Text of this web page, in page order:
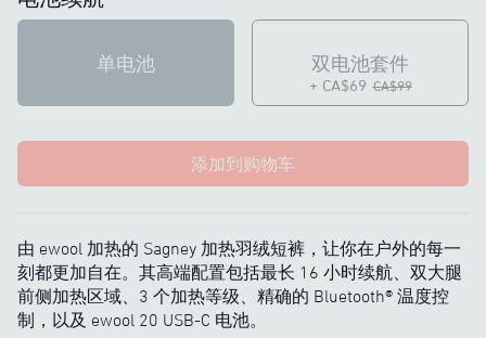
单电池 双电池套件
+ CA$69 CA$99
添加到购物车
由 ewool 加热的 Sagney 加热羽绒短裤，让你在户外的每一
刻都更加自在。其高端配置包括最长 16 小时续航、双大腿
前侧加热区域、3 个加热等级、精确的 Bluetooth® 温度控
制，以及 ewool 20 USB-C 电池。